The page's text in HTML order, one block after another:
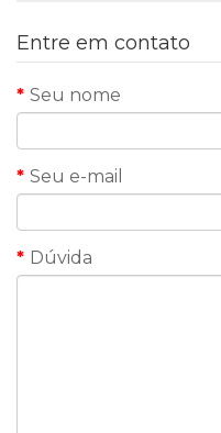
Entre em contato
Seu nome
Seu e-mail
Dúvida